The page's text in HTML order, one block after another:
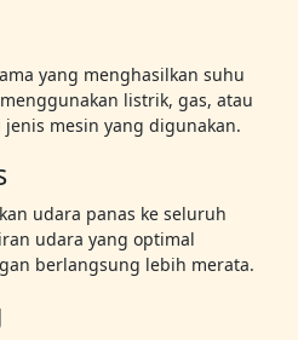
yang menghasilkan suhu
listrik, gas, atau
mesin yang digunakan.
udara panas ke seluruh
udara yang optimal
berlangsung lebih merata.